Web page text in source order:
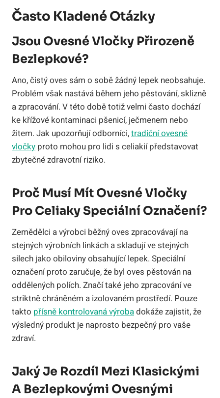
Často Kladené Otázky
Jsou Ovesné Vločky Přirozeně
Bezlepkové?
Ano, čistý oves sám o sobě žádný lepek neobsahuje.
Problém však nastává během jeho pěstování, sklizně
a zpracování. V této době totiž velmi často dochází
ke křížové kontaminaci pšenicí, ječmenem nebo
žitem. Jak upozorňují odborníci,tradiční ovesné
vločky proto mohou pro lidi s celiakií představovat
zbytečné zdravotní riziko.
Proč Musí Mít Ovesné Vločky
Pro Celiaky Speciální Označení?
Zemědělci a výrobci běžný oves zpracovávají na
stejných výrobních linkách a skladují ve stejných
silech jako obiloviny obsahující lepek. Speciální
označení proto zaručuje, že byl oves pěstován na
oddělených polích. Značí také jeho zpracování ve
striktně chráněném a izolovaném prostředí. Pouze
takto přísně kontrolovaná výrobadokáže zajistit, že
výsledný produkt je naprosto bezpečný pro vaše
zdraví.
Jaký Je Rozdíl Mezi Klasickými
A Bezlepkovými Ovesnými